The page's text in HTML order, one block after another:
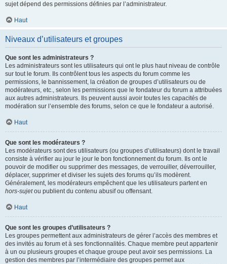
sujet dépend des permissions définies par l’administrateur.
Haut
Niveaux d’utilisateurs et groupes
Que sont les administrateurs ?
Les administrateurs sont les utilisateurs qui ont le plus haut niveau de contrôle
sur tout le forum. Ils contrôlent tous les aspects du forum comme les
permissions, le bannissement, la création de groupes d’utilisateurs ou de
modérateurs, etc., selon les permissions que le fondateur du forum a attribuées
aux autres administrateurs. Ils peuvent aussi avoir toutes les capacités de
modération sur l’ensemble des forums, selon ce que le fondateur a autorisé.
Haut
Que sont les modérateurs ?
Les modérateurs sont des utilisateurs (ou groupes d’utilisateurs) dont le travail
consiste à vérifier au jour le jour le bon fonctionnement du forum. Ils ont le
pouvoir de modifier ou supprimer des messages, de verrouiller, déverrouiller,
déplacer, supprimer et diviser les sujets des forums qu’ils modèrent.
Généralement, les modérateurs empêchent que les utilisateurs partent en
hors-sujetou publient du contenu abusif ou offensant.
Haut
Que sont les groupes d’utilisateurs ?
Les groupes permettent aux administrateurs de gérer l’accès des membres et
des invités au forum et à ses fonctionnalités. Chaque membre peut appartenir
à un ou plusieurs groupes et chaque groupe peut avoir ses permissions. La
gestion des membres par l’intermédiaire des groupes permet aux